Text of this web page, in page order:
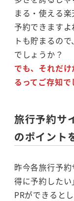
まる・使える
予約できます
トも貯まるの
でしょうか？
でも、それだ
るってご存知で
旅行予約サ
のポイント
昨今各旅行予
得に予約した
PRができると